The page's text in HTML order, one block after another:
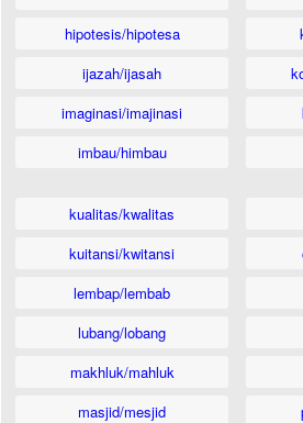
hipotesis/hipotesa
ijazah/ijasah
imaginasi/imajinasi
imbau/himbau
kualitas/kwalitas
kuitansi/kwitansi
lembap/lembab
lubang/lobang
makhluk/mahluk
masjid/mesjid